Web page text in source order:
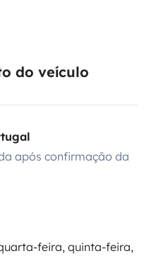
do veículo
após confirmação da
feira, quinta-feira,